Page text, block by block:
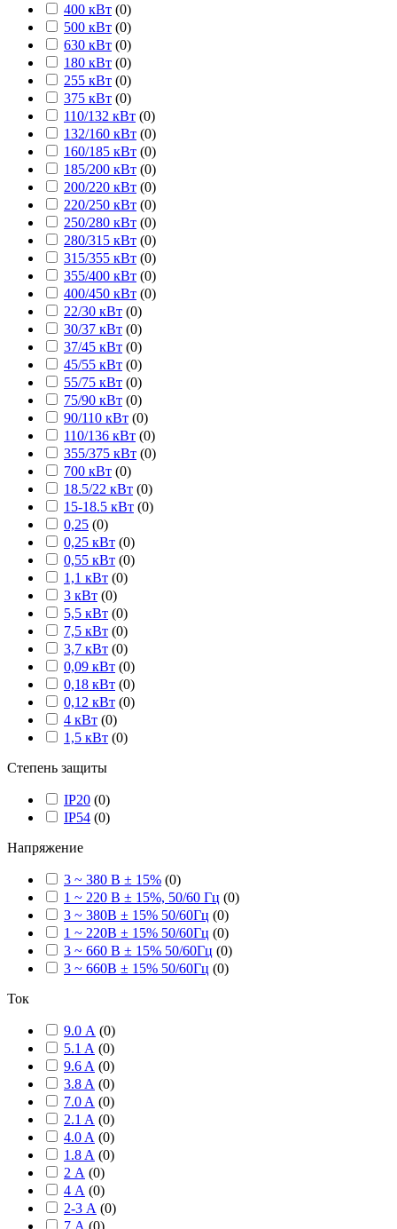
400 кВт (0)
500 кВт (0)
630 кВт (0)
180 кВт (0)
255 кВт (0)
375 кВт (0)
110/132 кВт (0)
132/160 кВт (0)
160/185 кВт (0)
185/200 кВт (0)
200/220 кВт (0)
220/250 кВт (0)
250/280 кВт (0)
280/315 кВт (0)
315/355 кВт (0)
355/400 кВт (0)
400/450 кВт (0)
22/30 кВт (0)
30/37 кВт (0)
37/45 кВт (0)
45/55 кВт (0)
55/75 кВт (0)
75/90 кВт (0)
90/110 кВт (0)
110/136 кВт (0)
355/375 кВт (0)
700 кВт (0)
18.5/22 кВт (0)
15-18.5 кВт (0)
0,25 (0)
0,25 кВт (0)
0,55 кВт (0)
1,1 кВт (0)
3 кВт (0)
5,5 кВт (0)
7,5 кВт (0)
3,7 кВт (0)
0,09 кВт (0)
0,18 кВт (0)
0,12 кВт (0)
4 кВт (0)
1,5 кВт (0)
Степень защиты
IP20 (0)
IP54 (0)
Напряжение
3 ~ 380 В ± 15% (0)
1 ~ 220 В ± 15%, 50/60 Гц (0)
3 ~ 380В ± 15% 50/60Гц (0)
1 ~ 220В ± 15% 50/60Гц (0)
3 ~ 660 В ± 15% 50/60Гц (0)
3 ~ 660В ± 15% 50/60Гц (0)
Ток
9.0 А (0)
5.1 A (0)
9.6 A (0)
3.8 A (0)
7.0 A (0)
2.1 A (0)
4.0 A (0)
1.8 A (0)
2 А (0)
4 А (0)
2-3 А (0)
7 А (0)